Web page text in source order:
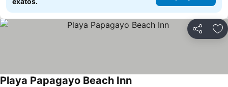
Partilhar
Playa Papagayo Beach Inn